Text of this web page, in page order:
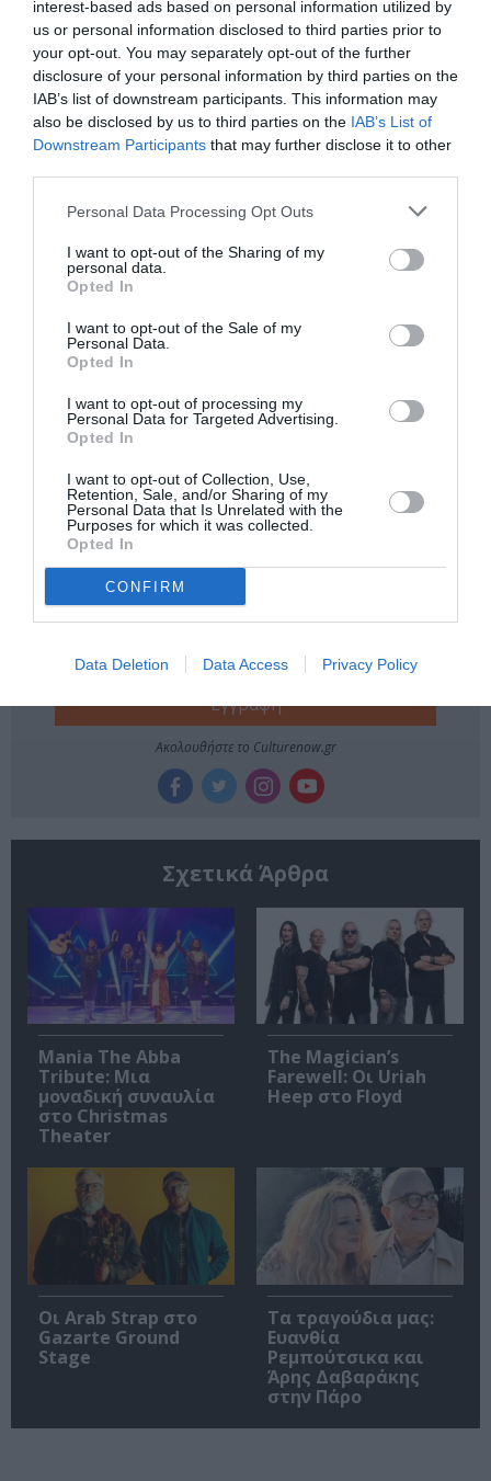
interest-based ads based on personal information utilized by
us or personal information disclosed to third parties prior to
your opt-out. You may separately opt-out of the further
disclosure of your personal information by third parties on the
IAB’s list of downstream participants. This information may
also be disclosed by us to third parties on the IAB’s List of
Downstream Participants that may further disclose it to other
Personal Data Processing Opt Outs
I want to opt-out of the Sharing of my
personal data.
Opted In
I want to opt-out of the Sale of my
Personal Data.
Opted In
I want to opt-out of processing my
Personal Data for Targeted Advertising.
Opted In
I want to opt-out of Collection, Use,
Retention, Sale, and/or Sharing of my
Personal Data that Is Unrelated with the
Purposes for which it was collected.
Opted In
CONFIRM
Data Deletion Data Access Privacy Policy
Μειωμένο εισιτήριο: 8€
Πληροφορίες / Κρατήσεις:
athensconservatoire.gr
Ακολουθήστε το Culturenow.gr στο Google Newsκαι
μάθετε πρώτοι όλες τις ειδήσεις
Πολιτισμό στοCulturenow.gr
Tags
ΚΛΑΣΙΚΗ - ΟΠΕΡΑ
ΚΛΩΝΤ ΝΤΕΜΠΥΣΙ
ΛΟΥΝΤΒΙΧ ΒΑΝ ΜΠΕΤΟΒΕΝ
ΩΔΕΙΟ ΑΘΗΝΩΝ
Newsletter
Κάθε βδομάδα στο e-mail σας τα τελευταία νέα για
την Τέχνη και τον Πολιτισμό!
Ακολουθήστε το Culturenow.gr
Σχετικά Άρθρα
Mania The Abba
Tribute: Μια
μοναδική συναυλία
στο Christmas
Theater
The Magician’s
Farewell: Οι Uriah
Heep στο Floyd
Οι Arab Strap στο
Gazarte Ground
Stage
Τα τραγούδια μας:
Ευανθία
Ρεμπούτσικα και
Άρης Δαβαράκης
στην Πάρο